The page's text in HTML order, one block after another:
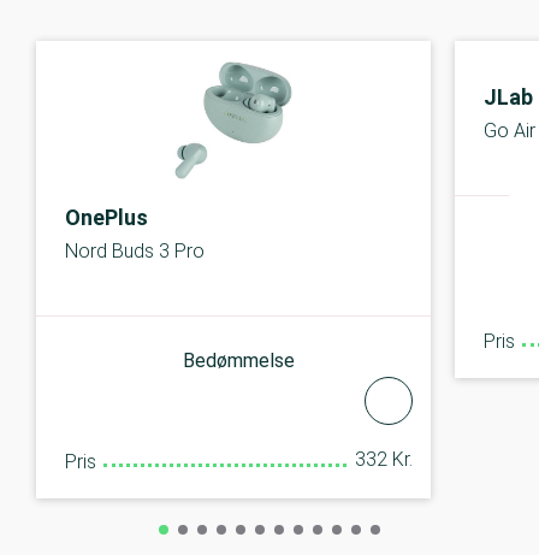
OnePlus
Nord Buds 3 Pro
Bedømmelse
Pris 332 Kr.
JLab
Go
Pris